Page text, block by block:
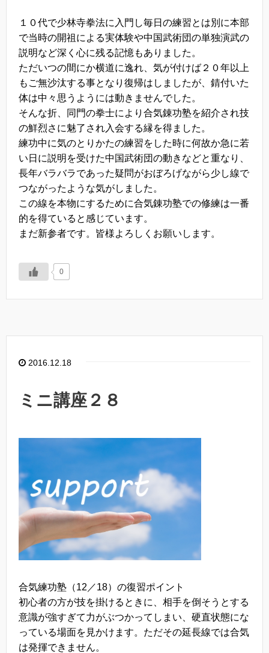
１０代で少林寺拳法に入門し毎日の練習とは別に本部
で当時の開祖による実体験や中国武術団の単独演武の
説明など深く心に残る記憶もありました。
ただいつの間にか横道に逸れ、気が付けば２０年以上
もご無沙汰する事となり復帰はしましたが、錆付いた
体は中々思うようには動きませんでした。
そんな折、同門の拳士により合気錬功塾を紹介され技
の鮮烈さに魅了され入会する縁を得ました。
練功中に気のとりかたの練習をした時に何故か急に若
い日に説明を受けた中国武術団の動きなどと重なり、
長年バラバラであった疑問がおぼろげながら少し線で
つながったような気がしました。
この線を本物にするために合気錬功塾での修練は一番
的を得ていると感じています。
まだ新参者です。皆様よろしくお願いします。
0
2016.12.18
ミニ講座２８
合気練功塾（12／18）の復習ポイント
初心者の方が技を掛けるときに、相手を倒そうとする
意識が強すぎて力がぶつかってしまい、硬直状態にな
っている場面を見かけます。ただその延長線では合気
は発揮できません。